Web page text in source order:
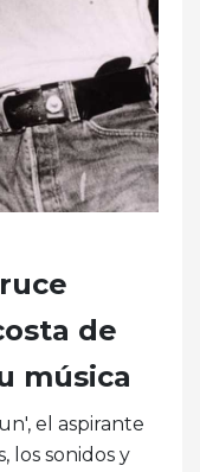
de
música
el aspirante
los sonidos y